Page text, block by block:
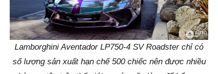
Lamborghini Aventador LP750-4 SV Roadster chỉ có
số lượng sản xuất hạn chế 500 chiếc nên được nhiều